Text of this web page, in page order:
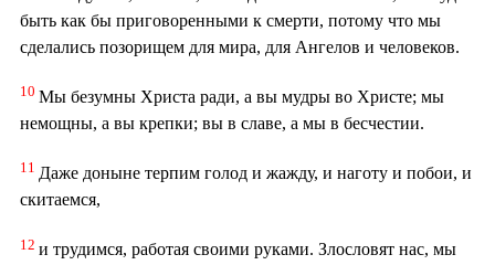
быть как бы приговоренными к смерти, потому что мы
сделались позорищем для мира, для Ангелов и человеков.
10 Мы безумны Христа ради, а вы мудры во Христе; мы
немощны, а вы крепки; вы в славе, а мы в бесчестии.
11 Даже доныне терпим голод и жажду, и наготу и побои, и
скитаемся,
12 и трудимся, работая своими руками. Злословят нас, мы